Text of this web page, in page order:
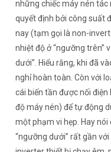
những chiếc máy nén tác
quyết định bởi công suất
nay (tạm gọi là non-
nhiệt độ ở “ngưỡng trên”
dưới”. Hiểu rằng, khi đã
nghỉ hoàn toàn. Còn với
cái biến tần được nối
độ máy nén) để tự động
một phạm vi hẹp. Hay nói
“ngưỡng dưới” rất gần